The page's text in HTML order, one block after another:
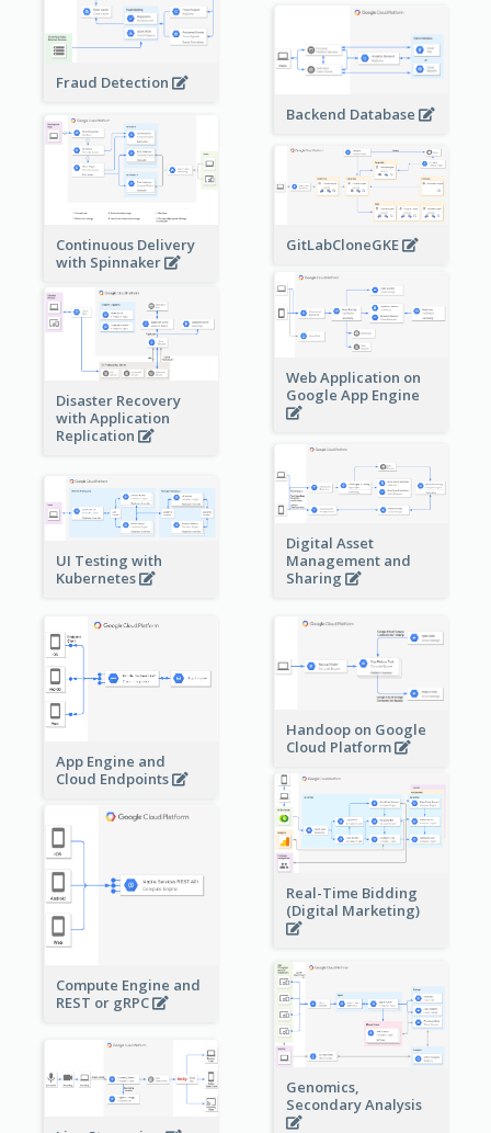
Fraud Detection
Backend Database
Continuous Delivery
with Spinnaker
GitLabCloneGKE
Web Application on
Google App Engine
Disaster Recovery
with Application
Replication
Digital Asset
Management and
Sharing
UI Testing with
Kubernetes
App Engine and
Cloud Endpoints
Handoop on Google
Cloud Platform
Real-Time Bidding
(Digital Marketing)
Compute Engine and
REST or gRPC
Genomics,
Secondary Analysis